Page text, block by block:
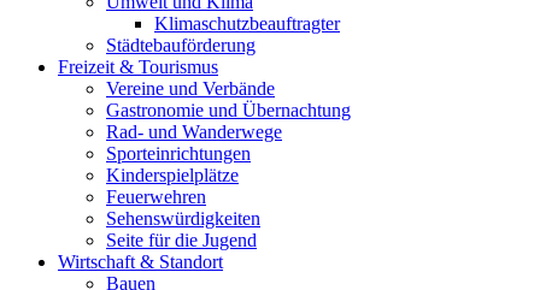
Klimaschutzbeauftragter
Städtebauförderung
Freizeit & Tourismus
Vereine und Verbände
Gastronomie und Übernachtung
Rad- und Wanderwege
Sporteinrichtungen
Kinderspielplätze
Feuerwehren
Sehenswürdigkeiten
Seite für die Jugend
Wirtschaft & Standort
Bauen